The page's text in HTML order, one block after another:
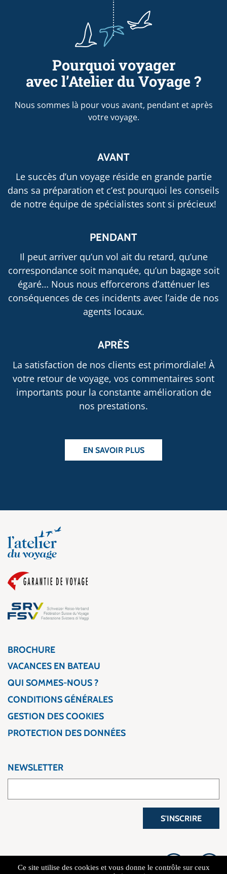
Pourquoi voyager
avec l’Atelier du Voyage ?
Nous sommes là pour vous avant, pendant et après
votre voyage.
AVANT
Le succès d’un voyage réside en grande partie
dans sa préparation et c’est pourquoi les conseils
de notre équipe de spécialistes sont si précieux!
PENDANT
Il peut arriver qu’un vol ait du retard, qu’une
correspondance soit manquée, qu’un bagage soit
égaré… Nous nous efforcerons d’atténuer les
conséquences de ces incidents avec l’aide de nos
agents locaux.
APRÈS
La satisfaction de nos clients est primordiale! À
votre retour de voyage, vos commentaires sont
importants pour la constante amélioration de
nos prestations.
EN SAVOIR PLUS
BROCHURE
VACANCES EN BATEAU
QUI SOMMES-NOUS ?
CONDITIONS GÉNÉRALES
GESTION DES COOKIES
PROTECTION DES DONNÉES
NEWSLETTER
S'INSCRIRE
Ce site utilise des cookies et vous donne le contrôle sur ceux